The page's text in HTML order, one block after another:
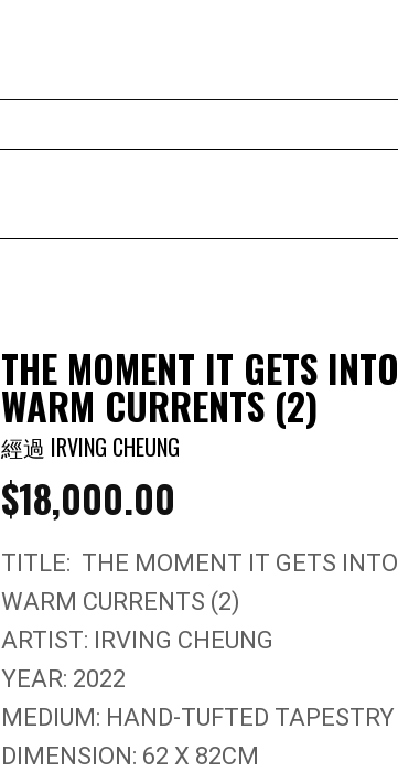
THE MOMENT IT GETS INTO
WARM CURRENTS (2)
經過 IRVING CHEUNG
$18,000.00
TITLE: THE MOMENT IT GETS INTO
WARM CURRENTS (2)
ARTIST: IRVING CHEUNG
YEAR: 2022
MEDIUM: HAND-TUFTED TAPESTRY
DIMENSION: 62 X 82CM